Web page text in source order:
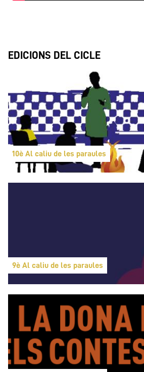
EDICIONS DEL CICLE
10è Al caliu de les paraules
9è Al caliu de les paraules